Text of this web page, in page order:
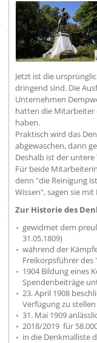
Jetzt ist die
dringend sind. Die
Unternehmen
hatten die Mitarbeiter
haben.
Praktisch wird das
abgewaschen, dann
Deshalb ist der
Für beide
denn "die Reinigung
Wissen", sagen sie
Zur Historie des
gewidmet dem
31.05.1809)
während der
Freikorpsführer des
1904 Bildung eines
Spendenbeiträge
23. April 1908
Verfügung zu stellen
31. Mai 1909
2018/2019 für
in die Denkmalliste